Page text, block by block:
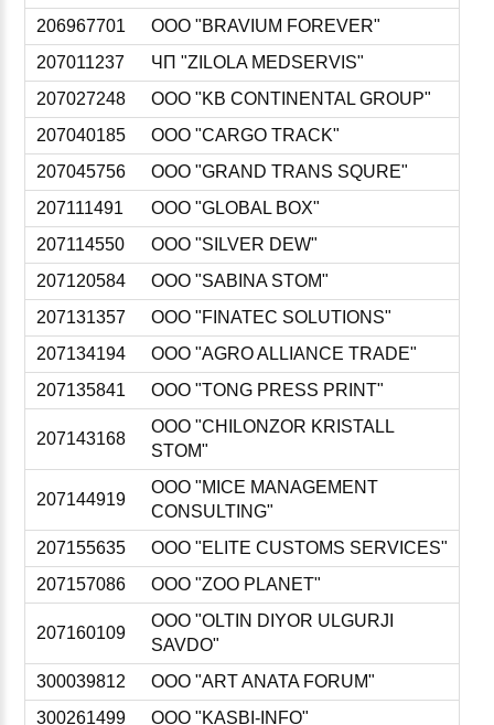
206967701
ООО "BRAVIUM FOREVER"
207011237
ЧП "ZILOLA MEDSERVIS"
207027248
ООО "KB CONTINENTAL GROUP"
207040185
ООО "CARGO TRACK"
207045756
ООО "GRAND TRANS SQURE"
207111491
ООО "GLOBAL BOX"
207114550
ООО "SILVER DEW"
207120584
ООО "SABINA STOM"
207131357
ООО "FINATEC SOLUTIONS"
207134194
ООО "AGRO ALLIANCE TRADE"
207135841
ООО "TONG PRESS PRINT"
207143168
ООО "CHILONZOR KRISTALL
STOM"
207144919
ООО "MICE MANAGEMENT
CONSULTING"
207155635
ООО "ELITE CUSTOMS SERVICES"
207157086
ООО "ZOO PLANET"
207160109
ООО "OLTIN DIYOR ULGURJI
SAVDO"
300039812
ООО "ART ANATA FORUM"
300261499
ООО "KASBI-INFO"